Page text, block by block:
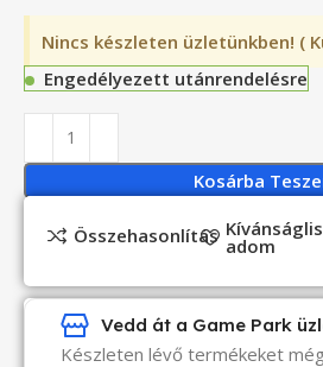
Nincs készleten üzletünkben! (
Engedélyezett utánrendelésre
Kosárba
Összehasonlítás adom
Vedd át a Game Park
Készleten lévő termékeket